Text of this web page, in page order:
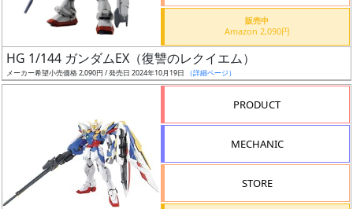
ー
ズ・
販売中
Amazon 2,090円
HG 1/144 ガンダムEX（復讐のレクイエム）
メーカー希望小売価格 2,090円 / 発売日 2024年10月19日 （詳細ページ）
PRODUCT
MECHANIC
STORE